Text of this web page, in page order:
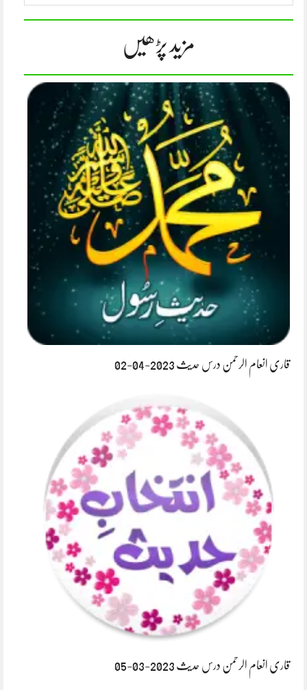
مزید پڑھیں
قاری انعام الرحمن درس حدیث 2023-04-02
قاری انعام الرحمن درس حدیث 2023-03-05